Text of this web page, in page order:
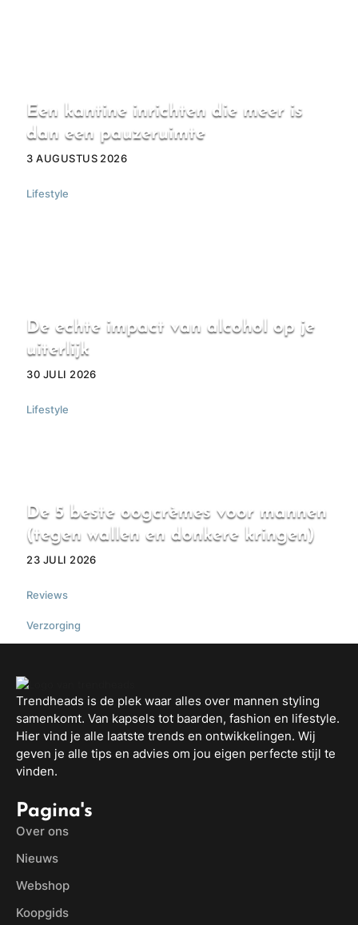
Een kantine inrichten die meer is
dan een pauzeruimte
3 AUGUSTUS 2026
Lifestyle
De echte impact van alcohol op je
uiterlijk
30 JULI 2026
Lifestyle
De 5 beste oogcrèmes voor mannen
(tegen wallen en donkere kringen)
23 JULI 2026
Reviews
Verzorging
Trendheads is de plek waar alles over mannen styling
samenkomt. Van kapsels tot baarden, fashion en lifestyle.
Hier vind je alle laatste trends en ontwikkelingen. Wij
geven je alle tips en advies om jou eigen perfecte stijl te
vinden.
Pagina's
Over ons
Nieuws
Webshop
Koopgids